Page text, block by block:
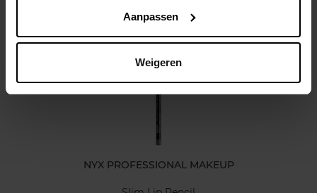
Aanpassen
Weigeren
NYX PROFESSIONAL MAKEUP